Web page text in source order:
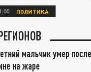
ПОЛИТИКА
мальчик умер
на жаре